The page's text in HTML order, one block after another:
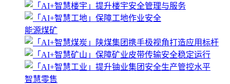
能源煤矿
智慧零售